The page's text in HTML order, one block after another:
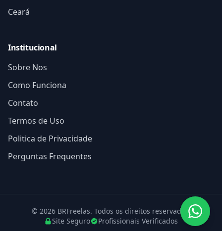
Ceará
Institucional
Sobre Nos
Como Funciona
Contato
Termos de Uso
Politica de Privacidade
Perguntas Frequentes
© 2026 BRFreelas. Todos os direitos reservados.
Site Seguro
Profissionais Verificados